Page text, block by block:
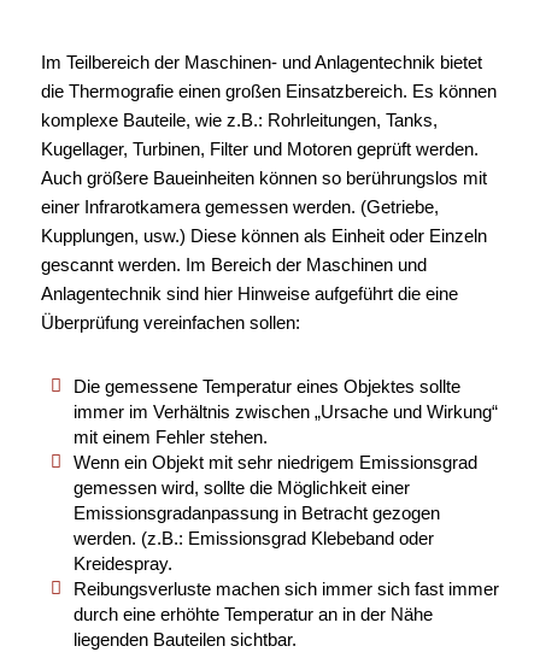
Im Teilbereich der Maschinen- und Anlagentechnik bietet
die Thermografie einen großen Einsatzbereich. Es können
komplexe Bauteile, wie z.B.: Rohrleitungen, Tanks,
Kugellager, Turbinen, Filter und Motoren geprüft werden.
Auch größere Baueinheiten können so berührungslos mit
einer Infrarotkamera gemessen werden. (Getriebe,
Kupplungen, usw.) Diese können als Einheit oder Einzeln
gescannt werden. Im Bereich der Maschinen und
Anlagentechnik sind hier Hinweise aufgeführt die eine
Überprüfung vereinfachen sollen:
Die gemessene Temperatur eines Objektes sollte
immer im Verhältnis zwischen „Ursache und Wirkung“
mit einem Fehler stehen.
Wenn ein Objekt mit sehr niedrigem Emissionsgrad
gemessen wird, sollte die Möglichkeit einer
Emissionsgradanpassung in Betracht gezogen
werden. (z.B.: Emissionsgrad Klebeband oder
Kreidespray.
Reibungsverluste machen sich immer sich fast immer
durch eine erhöhte Temperatur an in der Nähe
liegenden Bauteilen sichtbar.